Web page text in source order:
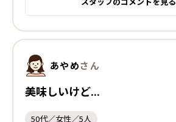
あやめさん
美味しいけど...
50代／女性／5人